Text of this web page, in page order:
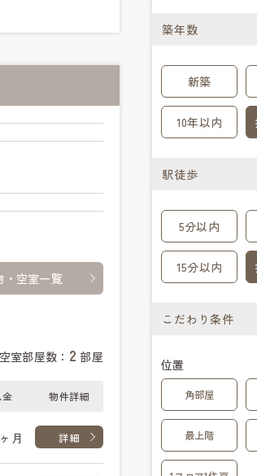
・空室一覧
空室部屋数： 2 部屋
金 物件詳細
詳細
月
築年数
新築
10年以内
駅徒歩
5分以内
15分以内
こだわり条件
位置
角部屋
最上階